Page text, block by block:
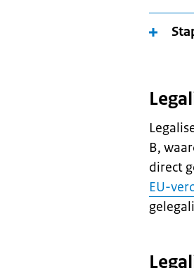
B,
direct
EU-